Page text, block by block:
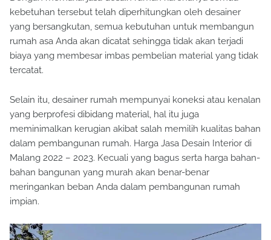
kebetuhan tersebut telah diperhitungkan oleh desainer
yang bersangkutan, semua kebutuhan untuk membangun
rumah asa Anda akan dicatat sehingga tidak akan terjadi
biaya yang membesar imbas pembelian material yang tidak
tercatat.
Selain itu, desainer rumah mempunyai koneksi atau kenalan
yang berprofesi dibidang material, hal itu juga
meminimalkan kerugian akibat salah memilih kualitas bahan
dalam pembangunan rumah. Harga Jasa Desain Interior di
Malang 2022 – 2023. Kecuali yang bagus serta harga bahan-
bahan bangunan yang murah akan benar-benar
meringankan beban Anda dalam pembangunan rumah
impian.